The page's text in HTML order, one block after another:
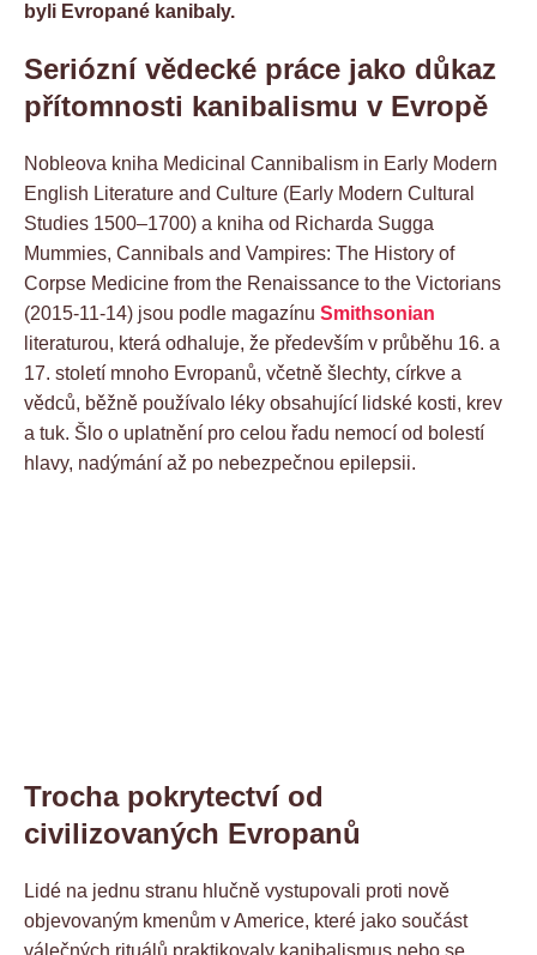
byli Evropané kanibaly.
Seriózní vědecké práce jako důkaz
přítomnosti kanibalismu v Evropě
Nobleova kniha Medicinal Cannibalism in Early Modern
English Literature and Culture (Early Modern Cultural
Studies 1500–1700) a kniha od Richarda Sugga
Mummies, Cannibals and Vampires: The History of
Corpse Medicine from the Renaissance to the Victorians
(2015-11-14) jsou podle magazínu Smithsonian
literaturou, která odhaluje, že především v průběhu 16. a
17. století mnoho Evropanů, včetně šlechty, církve a
vědců, běžně používalo léky obsahující lidské kosti, krev
a tuk. Šlo o uplatnění pro celou řadu nemocí od bolestí
hlavy, nadýmání až po nebezpečnou epilepsii.
Trocha pokrytectví od
civilizovaných Evropanů
Lidé na jednu stranu hlučně vystupovali proti nově
objevovaným kmenům v Americe, které jako součást
válečných rituálů praktikovaly kanibalismus nebo se